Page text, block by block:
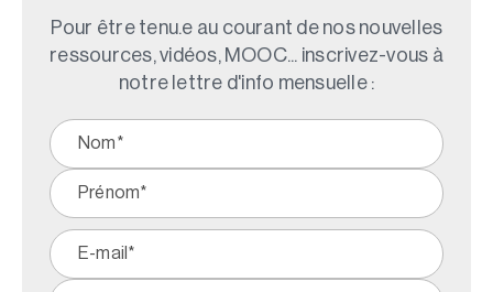
Pour être tenu.e au courant de nos nouvelles
ressources, vidéos, MOOC... inscrivez-vous à
notre lettre d'info mensuelle :